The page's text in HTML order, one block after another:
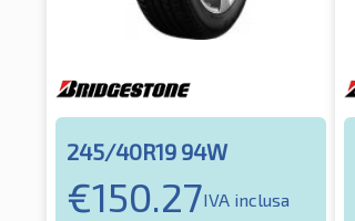
245/40R19 94W
€150.27IVA inclusa